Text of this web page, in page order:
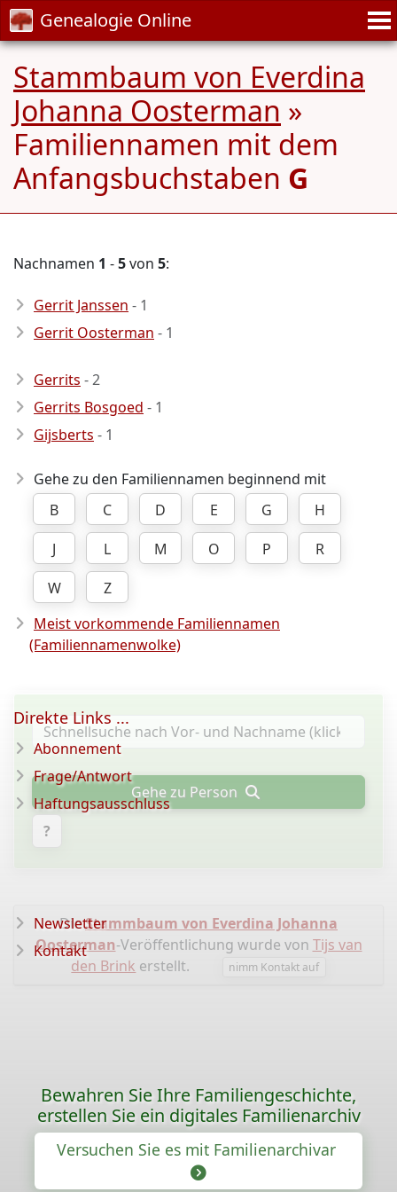
Genealogie Online
Stammbaum von Everdina
Johanna Oosterman »
Familiennamen mit dem
Anfangsbuchstaben G
Nachnamen 1 -5von 5:
Gerrit Janssen - 1
Gerrit Oosterman - 1
Gerrits - 2
Gerrits Bosgoed - 1
Gijsberts - 1
Gehe zu den Familiennamen beginnend mit
B
C D E G
H
J
L M O P
R
W
Z
Meist vorkommende Familiennamen
(Familiennamenwolke)
Gehe zu Person
?
DieStammbaum von Everdina Johanna
Oosterman-Veröffentlichung wurde von Tijs van
den Brink erstellt. nimm Kontakt auf
Direkte Links ...
Abonnement
Frage/Antwort
Haftungsausschluss
Newsletter
Kontakt
Bewahren Sie Ihre Familiengeschichte,
erstellen Sie ein digitales Familienarchiv
Versuchen Sie es mit Familienarchivar